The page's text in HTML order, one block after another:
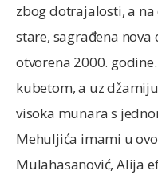
zbog dotrajalosti, a
stare, sagrađena nova
otvorena 2000.
kubetom, a uz
visoka munara s
Mehuljića imami u
Mulahasanović, Alija